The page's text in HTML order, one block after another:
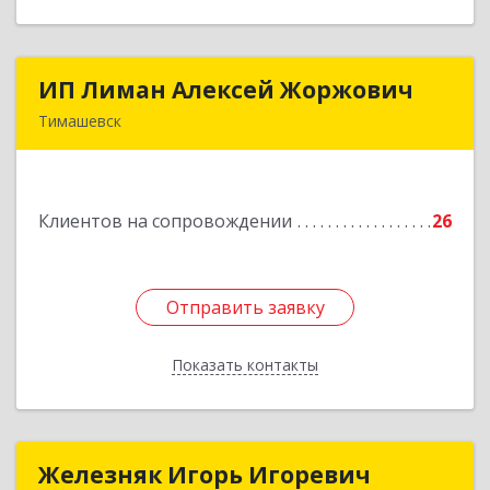
ИП Лиман Алексей Жоржович
Тимашевск
Клиентов на сопровождении 26
Отправить заявку
Показать контакты
ИП Лиман Алексей Жоржович
Подробнее
Отправить заявку
Назад
Железняк Игорь Игоревич
Железняк Игорь Игоревич